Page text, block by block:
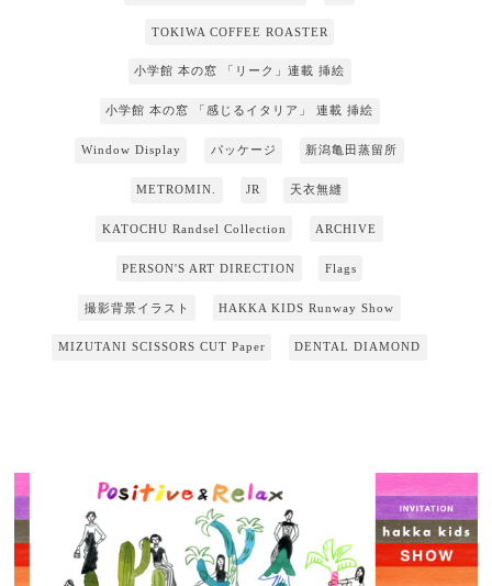
TOKIWA COFFEE ROASTER
小学館 本の窓 「リーク」連載 挿絵
小学館 本の窓 「感じるイタリア」 連載 挿絵
Window Display パッケージ 新潟亀田蒸留所
METROMIN. JR 天衣無縫
KATOCHU Randsel Collection ARCHIVE
PERSON'S ART DIRECTION Flags
撮影背景イラスト HAKKA KIDS Runway Show
MIZUTANI SCISSORS CUT Paper DENTAL DIAMOND